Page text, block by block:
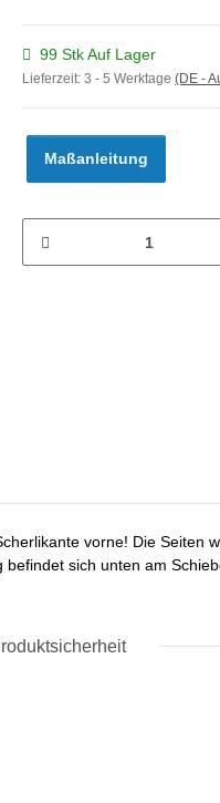
99 Stk Auf Lager
Lieferzeit: 3 - 5 Werktage (DE -
Maßanleitung
vorne! Die Seiten
sich unten am